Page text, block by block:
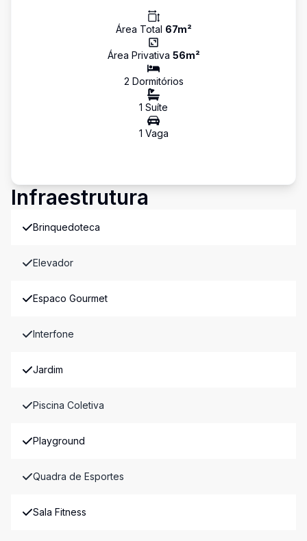
Área Total 67m²
Área Privativa 56m²
2 Dormitórios
1 Suíte
1 Vaga
Infraestrutura
Brinquedoteca
Elevador
Espaco Gourmet
Interfone
Jardim
Piscina Coletiva
Playground
Quadra de Esportes
Sala Fitness